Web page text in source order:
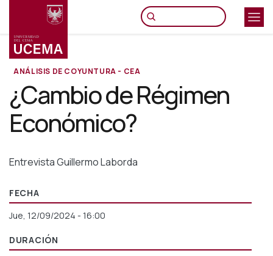
principal
ANÁLISIS DE COYUNTURA - CEA
¿Cambio de Régimen
Económico?
Entrevista Guillermo Laborda
FECHA
Jue, 12/09/2024 - 16:00
DURACIÓN